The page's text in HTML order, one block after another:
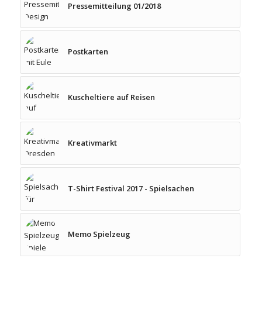
Pressemitteilung 01/2018
Postkarten
Kuscheltiere auf Reisen
Kreativmarkt
T-Shirt Festival 2017 - Spielsachen
Memo Spielzeug